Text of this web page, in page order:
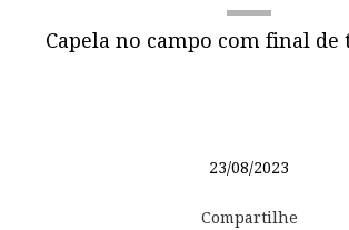
Capela no campo com final
23/08/2023
Compartilhe